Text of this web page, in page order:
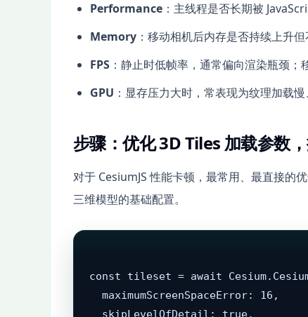
Performance ：主线程是否长期被
Memory ：移动相机后内存是否持续上升但
FPS ：静止时低帧率，通常偏向渲染瓶颈；
GPU ：显存压力大时，常表现为纹理加载
步骤：优化 3D Tiles 加载参数
对于 CesiumJS 性能卡顿，最常用、最直接的
三维模型的基础配置。
const tileset = await
  maximumScreenSpaceError: 16,
  skipLevelOfDetail: true,